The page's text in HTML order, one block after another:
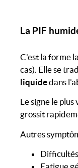
La PIF
C’est la forme
cas). Elle se
liquidedans
Le signe le plus
grossit
Autres